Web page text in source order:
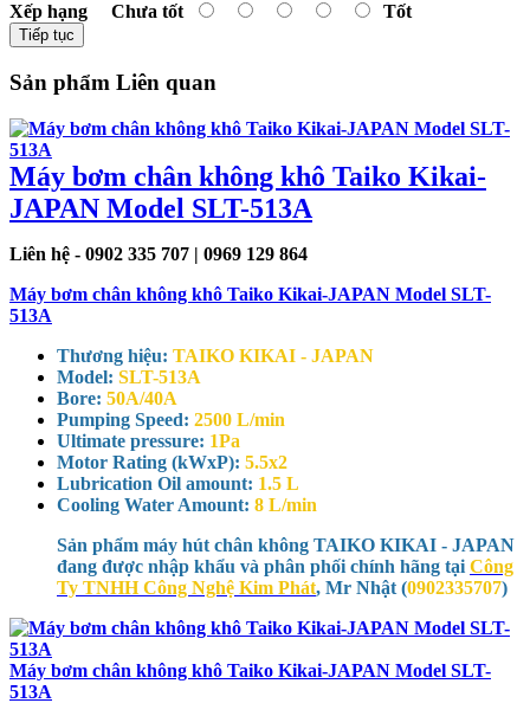
Xếp hạng Chưa tốt Tốt
Tiếp tục
Sản phẩm Liên quan
Máy bơm chân không khô Taiko Kikai-
JAPAN Model SLT-513A
Liên hệ - 0902 335 707 | 0969 129 864
Máy bơm chân không khô Taiko Kikai-JAPAN Model SLT-
513A
Thương hiệu: TAIKO KIKAI - JAPAN
Model: SLT-513A
Bore: 50A/40A
Pumping Speed: 2500 L/min
Ultimate pressure: 1Pa
Motor Rating (kWxP): 5.5x2
Lubrication Oil amount: 1.5 L
Cooling Water Amount: 8 L/min
Sản phẩm máy hút chân không TAIKO KIKAI - JAPAN
đang được nhập khẩu và phân phối chính hãng tại Công
Ty TNHH Công Nghệ Kim Phát, Mr Nhật (0902335707)
Máy bơm chân không khô Taiko Kikai-JAPAN Model SLT-
513A